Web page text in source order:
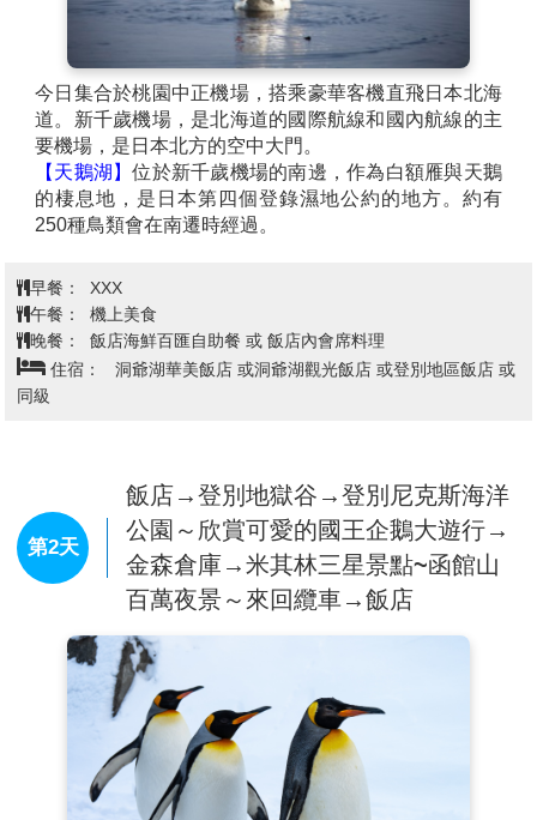
今日集合於桃園中正機場，搭乘豪華客機直飛日本北海
道。新千歲機場，是北海道的國際航線和國內航線的主
要機場，是日本北方的空中大門。
【天鵝湖】位於新千歲機場的南邊，作為白額雁與天鵝
的棲息地，是日本第四個登錄濕地公約的地方。約有
250種鳥類會在南遷時經過。
早餐：
XXX
午餐：
機上美食
晚餐：
飯店海鮮百匯自助餐 或 飯店內會席料理
住宿：
洞爺湖華美飯店 或洞爺湖觀光飯店 或登別地區飯店 或
同級
第2天
飯店→登別地獄谷→登別尼克斯海洋
公園～欣賞可愛的國王企鵝大遊行→
金森倉庫→米其林三星景點~函館山
百萬夜景～來回纜車→飯店